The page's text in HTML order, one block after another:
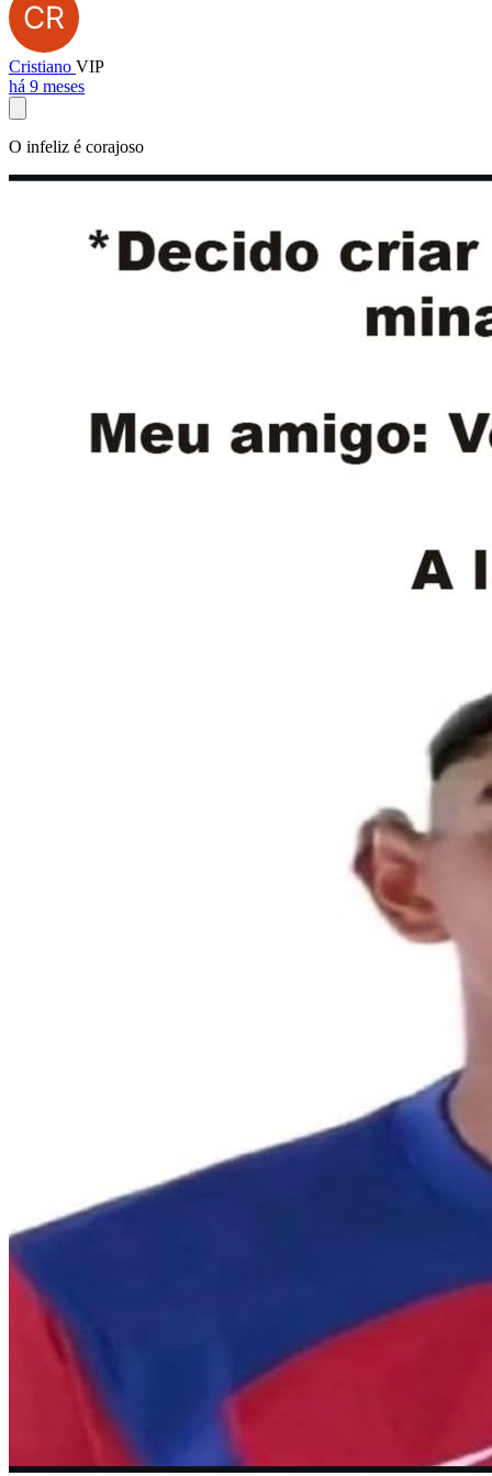
Cristiano VIP
há 9 meses
O infeliz é corajoso